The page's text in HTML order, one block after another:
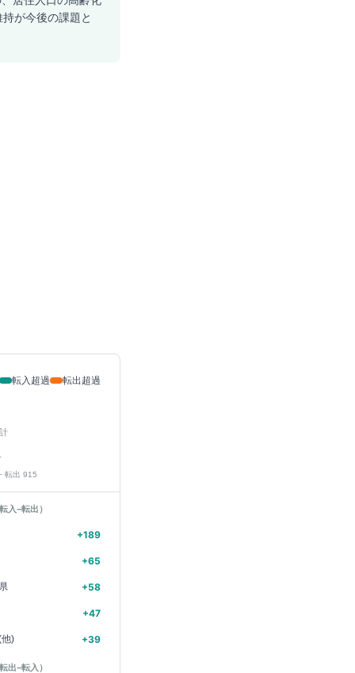
が今後の課題と
転入超過 転出超過
転出 915
入−転出）
+189
+65
+58
+47
) +39
出−転入）